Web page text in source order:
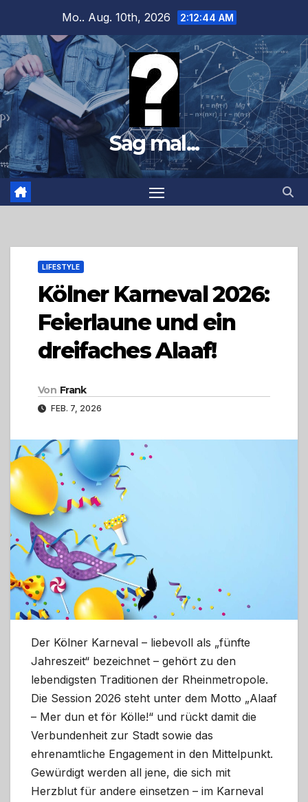
springen
Mo.. Aug. 10th, 2026 2:12:46 AM
Sag mal...
LIFESTYLE
Kölner Karneval 2026:
Feierlaune und ein
dreifaches Alaaf!
Von Frank
FEB. 7, 2026
Der Kölner Karneval – liebevoll als „fünfte
Jahreszeit“ bezeichnet – gehört zu den
lebendigsten Traditionen der Rheinmetropole.
Die Session 2026 steht unter dem Motto „Alaaf
– Mer dun et för Kölle!“ und rückt damit die
Verbundenheit zur Stadt sowie das
ehrenamtliche Engagement in den Mittelpunkt.
Gewürdigt werden all jene, die sich mit
Herzblut für andere einsetzen – im Karneval